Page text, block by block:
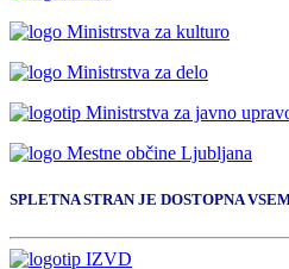
SPLETNA STRAN JE DOSTOPNA